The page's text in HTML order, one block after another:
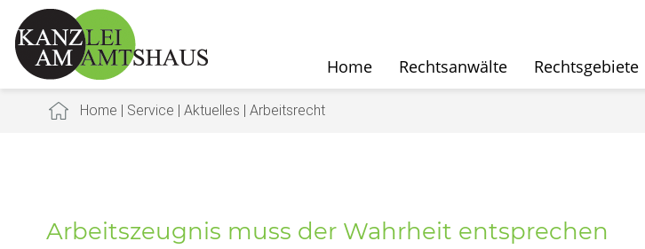
Home Rechtsanwälte Rechtsgebiete
Home | Service | Aktuelles | Arbeitsrecht
Arbeitszeugnis muss der Wahrheit entsprechen